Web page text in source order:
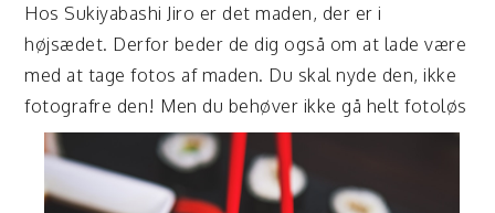
Hos Sukiyabashi Jiro er det maden, der er i
højsædet. Derfor beder de dig også om at lade være
med at tage fotos af maden. Du skal nyde den, ikke
fotografre den! Men du behøver ikke gå helt fotoløs